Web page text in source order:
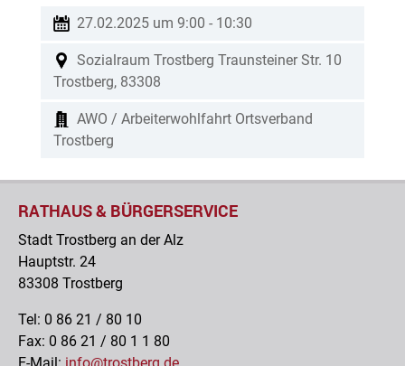
27.02.2025 um 9:00 - 10:30
Sozialraum Trostberg Traunsteiner Str. 10
Trostberg, 83308
AWO / Arbeiterwohlfahrt Ortsverband
Trostberg
RATHAUS & BÜRGERSERVICE
Stadt Trostberg an der Alz
Hauptstr. 24
83308 Trostberg
Tel: 0 86 21 / 80 10
Fax: 0 86 21 / 80 1 1 80